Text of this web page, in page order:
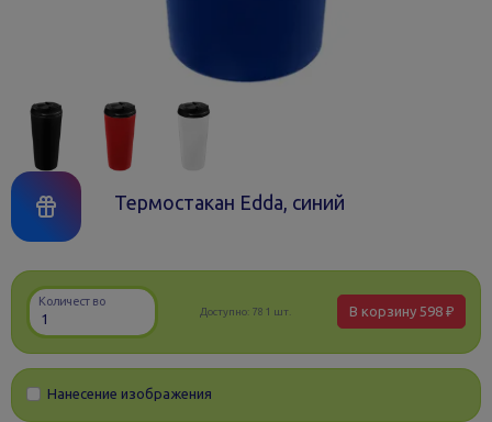
Термостакан Edda, синий
Количество
Доступно: 781 шт. В корзину 598 ₽
Нанесение изображения